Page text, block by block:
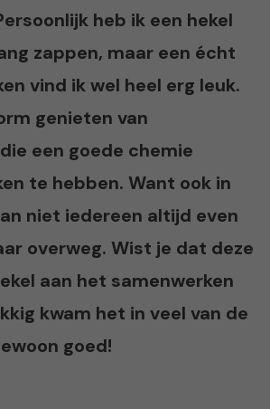
heb ik een hekel
zappen, maar een écht
vind ik wel heel erg leuk.
genieten van
een goede chemie
te hebben. Want ook in
niet iedereen altijd even
overweg. Wist je dat deze
aan het samenwerken
kwam het in veel van de
goed!